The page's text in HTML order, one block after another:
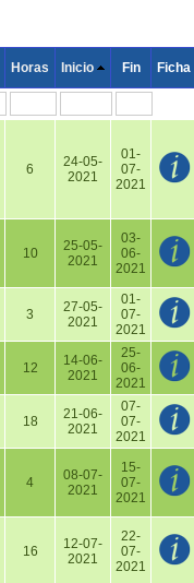
Horas Inicio Fin Ficha
6
24-05-
2021
01-
07-
2021
10
25-05-
2021
03-
06-
2021
3
27-05-
2021
01-
07-
2021
12
14-06-
2021
25-
06-
2021
18
21-06-
2021
07-
07-
2021
4
08-07-
2021
15-
07-
2021
16
12-07-
2021
22-
07-
2021